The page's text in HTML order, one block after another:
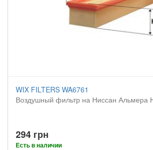
WIX FILTERS WA6761
Воздушный фильтр на Ниссан Альмера
294 грн
Есть в наличии